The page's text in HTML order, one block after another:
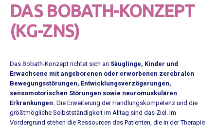
DAS BOBATH-KONZEPT
(KG-ZNS)
Das Bobath-Konzept richtet sich an Säuglinge, Kinder und
Erwachsene mit angeborenen oder erworbenen zerebralen
Bewegungsstörungen, Entwicklungsverzögerungen,
sensomotorischen Störungen sowie neuromuskulären
Erkrankungen. Die Erweiterung der Handlungskompetenz und die
größtmögliche Selbstständigkeit im Alltag sind das Ziel. Im
Vordergrund stehen die Ressourcen des Patienten, die in der Therapie